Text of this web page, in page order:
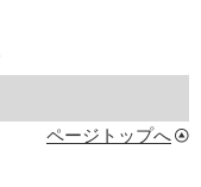
ページトップへ